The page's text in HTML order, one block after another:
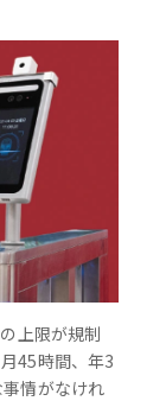
上限が規制
45時間、年3
情がなけれ